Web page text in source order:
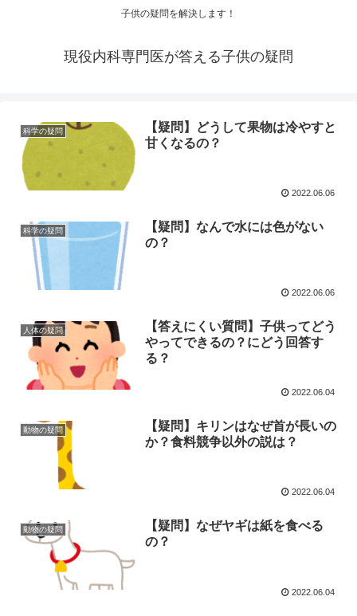
子供の疑問を解決します！
現役内科専門医が答える子供の疑問
科学の疑問
【疑問】どうして果物は冷やすと
甘くなるの？
2022.06.06
科学の疑問
【疑問】なんで水には色がない
の？
2022.06.06
人体の疑問
【答えにくい質問】子供ってどう
やってできるの？にどう回答す
る？
2022.06.04
動物の疑問
【疑問】キリンはなぜ首が長いの
か？食料競争以外の説は？
2022.06.04
動物の疑問
【疑問】なぜヤギは紙を食べる
の？
2022.06.04